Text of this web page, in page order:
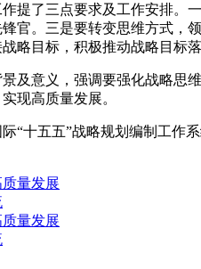
了三点要求及工作安排。一
官。三是要转变思维方式，
略目标，积极推动战略目标落
意义，强调要强化战略思
现高质量发展。
五五”战略规划编制工作
量发展
量发展